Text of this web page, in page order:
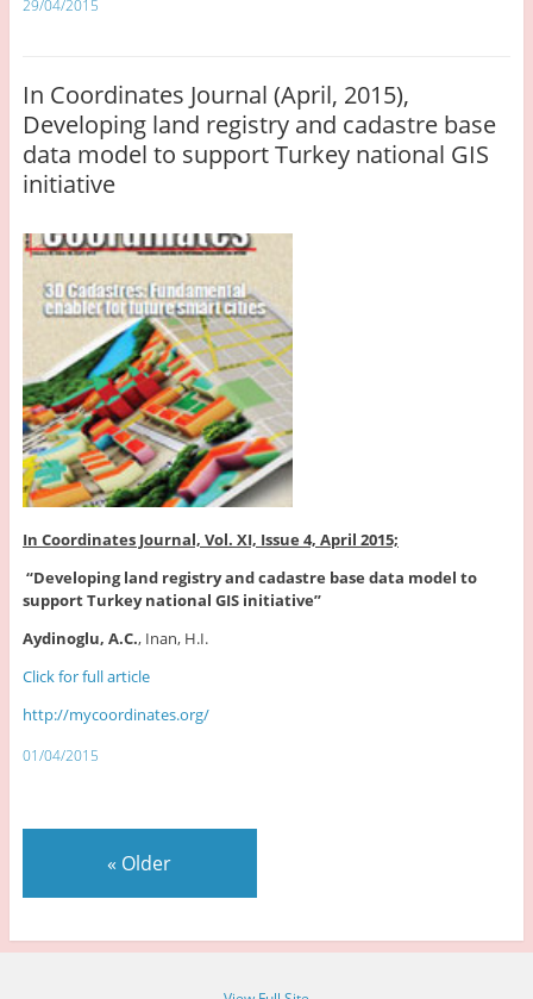
29/04/2015
In Coordinates Journal (April, 2015),
Developing land registry and cadastre base
data model to support Turkey national GIS
initiative
In Coordinates Journal, Vol. XI, Issue 4, April 2015;
“Developing land registry and cadastre base data model to
support Turkey national GIS initiative”
Aydinoglu, A.C., Inan, H.I.
Click for full article
http://mycoordinates.org/
01/04/2015
« Older